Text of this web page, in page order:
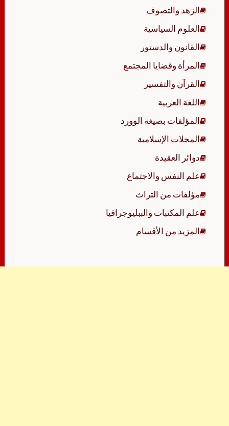
الزهد والتصوف
العلوم السياسية
القانون والدستور
المرأة وقضايا المجتمع
القرآن والتفسير
اللغة العربية
المؤلفات بصيغة الوورد
المجلات الإسلامية
دوائر العقيدة
علم النفس والاجتماع
مؤلفات من التراث
علم المكتبات والببليوجرافيا
المزيد من الأقسام